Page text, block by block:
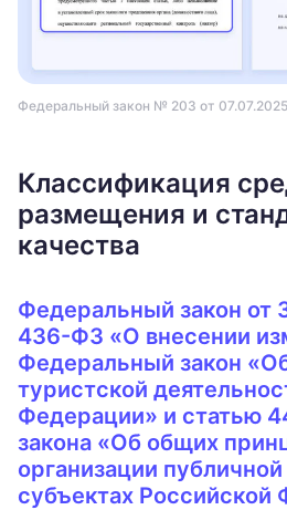
Федеральный закон № 203 от 07.07.2025
Классификация
размещения и
качества
Федеральный закон от
436-ФЗ «О внесении
Федеральный закон
туристской
Федерации» и статью
закона «Об общих
организации публичной
субъектах Российской